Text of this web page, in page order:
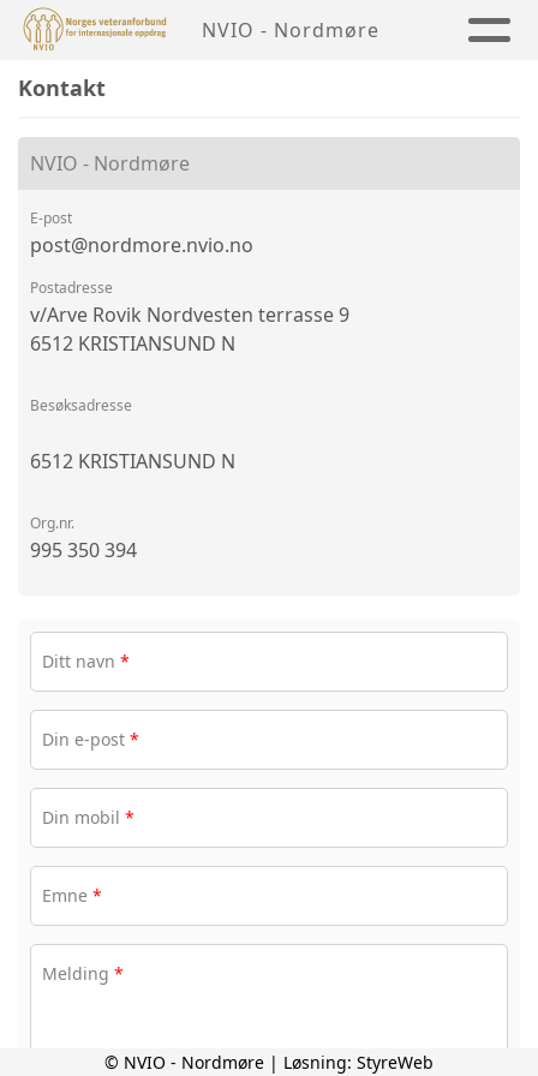
NVIO - Nordmøre
Kontakt
NVIO - Nordmøre
E-post
post@nordmore.nvio.no
Postadresse
v/Arve Rovik Nordvesten terrasse 9
6512 KRISTIANSUND N
Besøksadresse
6512 KRISTIANSUND N
Org.nr.
995 350 394
Ditt navn *
Din e-post *
Din mobil *
Emne *
Melding *
© NVIO - Nordmøre | Løsning: StyreWeb